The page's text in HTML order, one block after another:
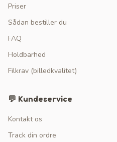
Priser
Sådan bestiller du
FAQ
Holdbarhed
Filkrav (billedkvalitet)
💬 Kundeservice
Kontakt os
Track din ordre